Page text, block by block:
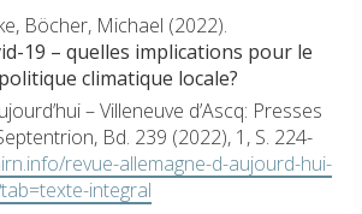
Böcher, Michael (2022).
19 – quelles implications pour le
climatique locale?
– Villeneuve d’Ascq: Presses
Bd. 239 (2022), 1, S. 224-
revue-allemagne-d-aujourd-hui-
integral